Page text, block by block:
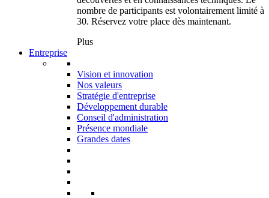
nombre de participants est volontairement limité à
30. Réservez votre place dès maintenant.
Plus
Entreprise
Vision et innovation
Nos valeurs
Stratégie d'entreprise
Développement durable
Conseil d'administration
Présence mondiale
Grandes dates